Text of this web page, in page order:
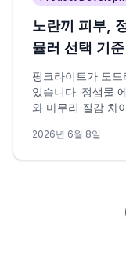
노란끼 피부,
뮬러 선택 기준
핑크라이트가 도
있습니다. 정샘물
와 마무리 질감 차
2026년 6월 8일